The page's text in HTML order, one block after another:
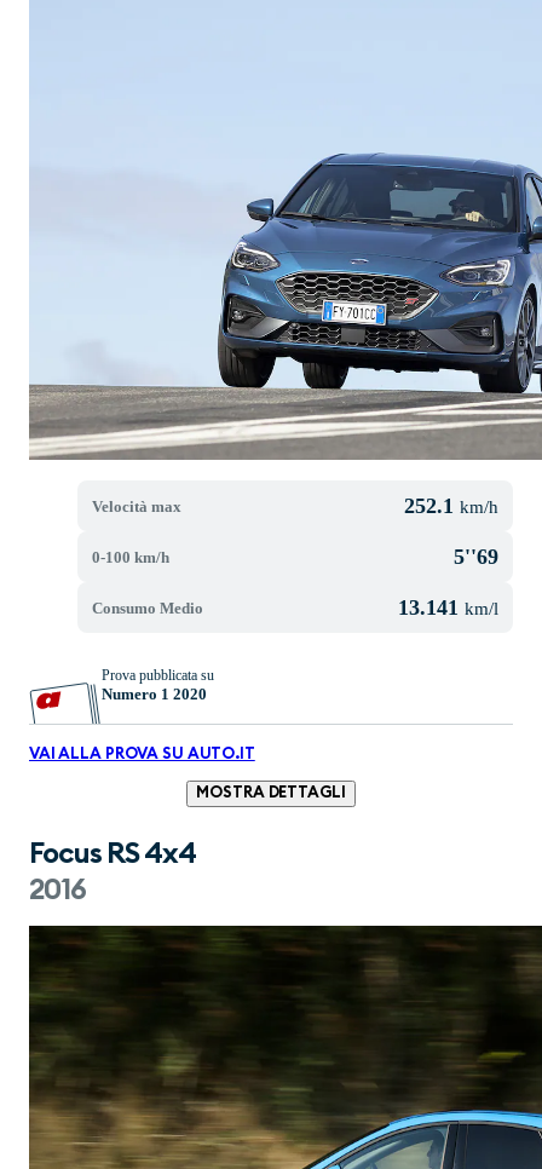
Velocità max 252.1 km/h
0-100 km/h 5''69
Consumo Medio 13.141 km/l
Prova pubblicata su
Numero 1 2020
VAI ALLA PROVA SU AUTO.IT
MOSTRA DETTAGLI
Focus RS 4x4
2016